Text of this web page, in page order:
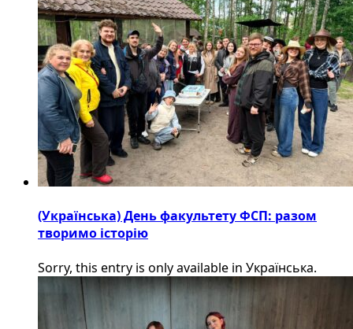
(Українська) День факультету ФСП: разом
творимо історію
Sorry, this entry is only available in Українська.